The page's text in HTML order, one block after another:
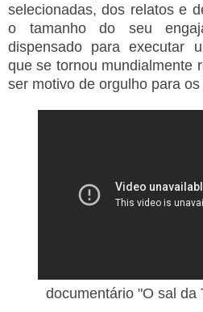
selecionadas, dos relatos e
o tamanho do seu
dispensado para executar
que se tornou mundialmente
ser motivo de orgulho para
documentário "O sal da